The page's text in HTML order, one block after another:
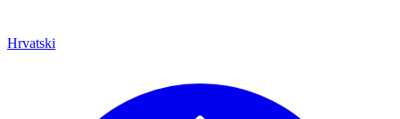
Hrvatski